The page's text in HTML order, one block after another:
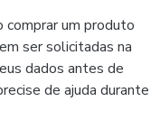
um produto
ser solicitadas na
dados antes de
de ajuda durante